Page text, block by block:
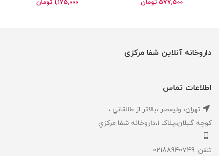
577,500 تومان 1,175,000 تومان
داروخانه آنلاین شفا مرکزی
اطلاعات تماس
تهران، ‎وليعصر ،بالاتر از طالقاني ،
كوچه گيلان،پلاک ۱،داروخانه شفا مركزي
تلفن: 02188940749